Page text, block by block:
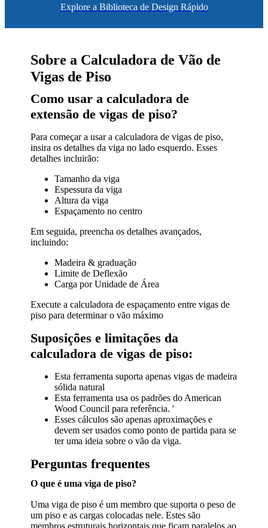
Explore a Biblioteca de Design Rápido
Sobre a Calculadora de Vão de
Vigas de Piso
Como usar a calculadora de
extensão de vigas de piso?
Para começar a usar a calculadora de vigas de piso,
insira os detalhes da viga no lado esquerdo. Esses
detalhes incluirão:
Tamanho da viga
Espessura da viga
Altura da viga
Espaçamento no centro
Em seguida, preencha os detalhes avançados,
incluindo:
Madeira & graduação
Limite de Deflexão
Carga por Unidade de Área
Execute a calculadora de espaçamento entre vigas de
piso para determinar o vão máximo
Suposições e limitações da
calculadora de vigas de piso:
Esta ferramenta suporta apenas vigas de madeira
sólida natural
Esta ferramenta usa os padrões do American
Wood Council para referência. '
Esses cálculos são apenas aproximações e
devem ser usados ​​como ponto de partida para se
ter uma ideia sobre o vão da viga.
Perguntas frequentes
O que é uma viga de piso?
Uma viga de piso é um membro que suporta o peso de
um piso e as cargas colocadas nele. Estes são
membros estruturais horizontais que ficam paralelos ao